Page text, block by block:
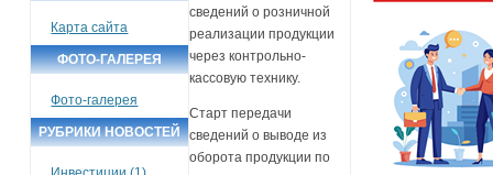
Карта сайта
ФОТО-ГАЛЕРЕЯ
Фото-галерея
РУБРИКИ НОВОСТЕЙ
сведений о розничной
реализации продукции
через контрольно-
кассовую технику.
Старт передачи
сведений о выводе из
оборота продукции по